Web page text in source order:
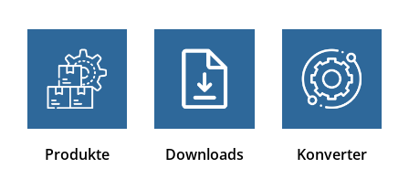
Produkte Downloads Konverter